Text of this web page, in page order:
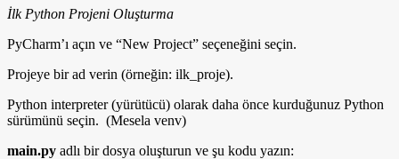
İlk Python Projeni Oluşturma
PyCharm’ı açın ve “New Project” seçeneğini seçin.
Projeye bir ad verin (örneğin: ilk_proje).
Python interpreter (yürütücü) olarak daha önce kurduğunuz Python
sürümünü seçin. (Mesela venv)
main.py adlı bir dosya oluşturun ve şu kodu yazın: